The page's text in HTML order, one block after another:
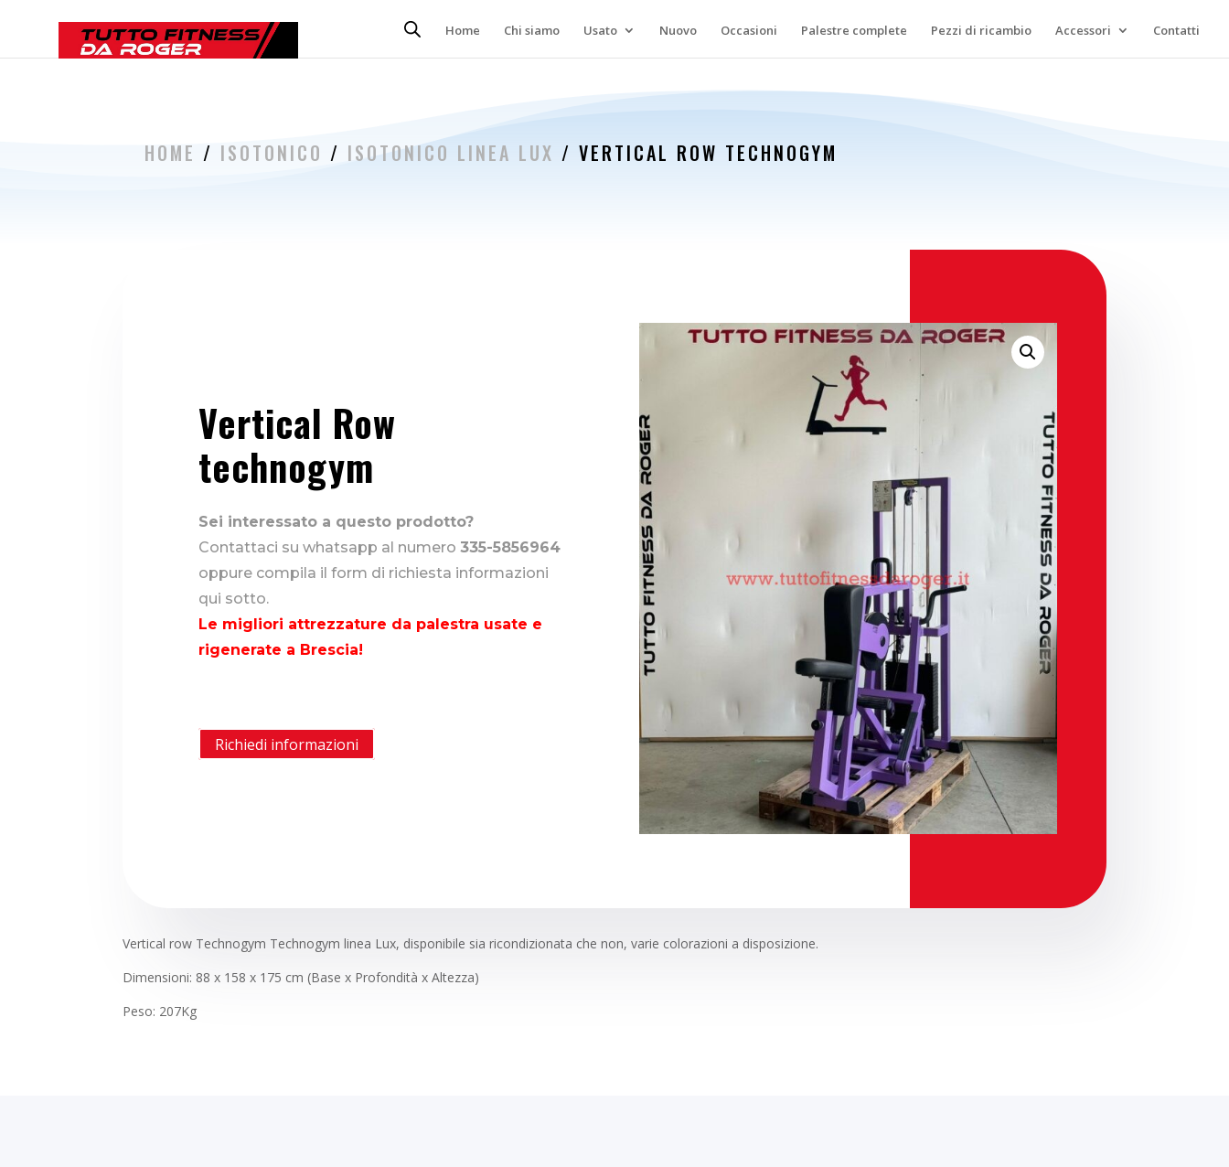
Home Chi siamo Usato Nuovo Occasioni Palestre complete Pezzi di ricambio Accessori Contatti
HOME / ISOTONICO / ISOTONICO LINEA LUX / VERTICAL ROW TECHNOGYM
Vertical Row
technogym
Sei interessato a questo prodotto?
Contattaci su whatsapp al numero335-5856964
oppure compila il form di richiesta informazioni
qui sotto.
Le migliori attrezzature da palestra usate e
rigenerate a Brescia!
Richiedi informazioni
Vertical row Technogym Technogym linea Lux, disponibile sia ricondizionata che non, varie colorazioni a disposizione.
Dimensioni: 88 x 158 x 175 cm (Base x Profondità x Altezza)
Peso: 207Kg